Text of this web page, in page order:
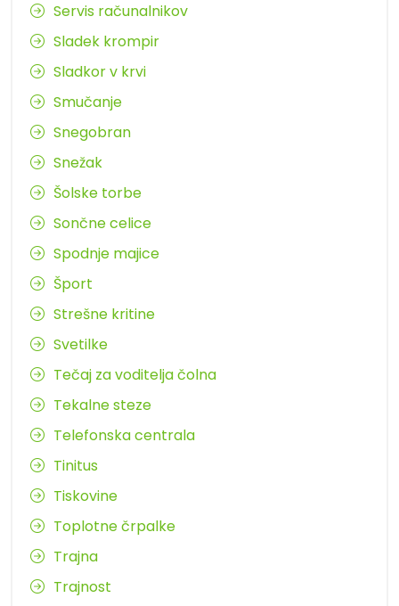
Servis računalnikov
Sladek krompir
Sladkor v krvi
Smučanje
Snegobran
Snežak
Šolske torbe
Sončne celice
Spodnje majice
Šport
Strešne kritine
Svetilke
Tečaj za voditelja čolna
Tekalne steze
Telefonska centrala
Tinitus
Tiskovine
Toplotne črpalke
Trajna
Trajnost